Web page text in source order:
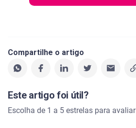
Compartilhe o artigo
Este artigo foi útil?
Escolha de 1 a 5 estrelas para avaliar